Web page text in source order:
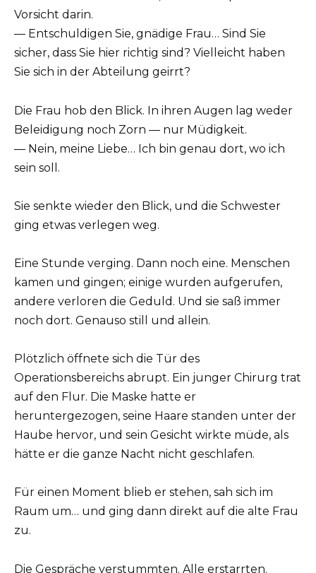
Vorsicht darin.
— Entschuldigen Sie, gnädige Frau… Sind Sie
sicher, dass Sie hier richtig sind? Vielleicht haben
Sie sich in der Abteilung geirrt?
Die Frau hob den Blick. In ihren Augen lag weder
Beleidigung noch Zorn — nur Müdigkeit.
— Nein, meine Liebe… Ich bin genau dort, wo ich
sein soll.
Sie senkte wieder den Blick, und die Schwester
ging etwas verlegen weg.
Eine Stunde verging. Dann noch eine. Menschen
kamen und gingen; einige wurden aufgerufen,
andere verloren die Geduld. Und sie saß immer
noch dort. Genauso still und allein.
Plötzlich öffnete sich die Tür des
Operationsbereichs abrupt. Ein junger Chirurg trat
auf den Flur. Die Maske hatte er
heruntergezogen, seine Haare standen unter der
Haube hervor, und sein Gesicht wirkte müde, als
hätte er die ganze Nacht nicht geschlafen.
Für einen Moment blieb er stehen, sah sich im
Raum um… und ging dann direkt auf die alte Frau
zu.
Die Gespräche verstummten. Alle erstarrten.